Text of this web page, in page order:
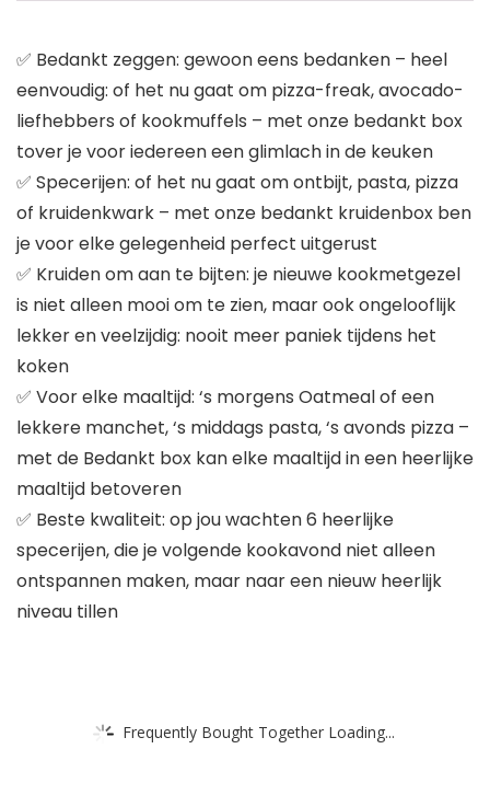
✅ Bedankt zeggen: gewoon eens bedanken – heel
eenvoudig: of het nu gaat om pizza-freak, avocado-
liefhebbers of kookmuffels – met onze bedankt box
tover je voor iedereen een glimlach in de keuken
✅ Specerijen: of het nu gaat om ontbijt, pasta, pizza
of kruidenkwark – met onze bedankt kruidenbox ben
je voor elke gelegenheid perfect uitgerust
✅ Kruiden om aan te bijten: je nieuwe kookmetgezel
is niet alleen mooi om te zien, maar ook ongelooflijk
lekker en veelzijdig: nooit meer paniek tijdens het
koken
✅ Voor elke maaltijd: ‘s morgens Oatmeal of een
lekkere manchet, ‘s middags pasta, ‘s avonds pizza –
met de Bedankt box kan elke maaltijd in een heerlijke
maaltijd betoveren
✅ Beste kwaliteit: op jou wachten 6 heerlijke
specerijen, die je volgende kookavond niet alleen
ontspannen maken, maar naar een nieuw heerlijk
niveau tillen
Frequently Bought Together Loading...